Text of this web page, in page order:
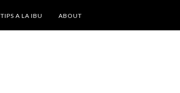
TIPS A LA IBU ABOUT